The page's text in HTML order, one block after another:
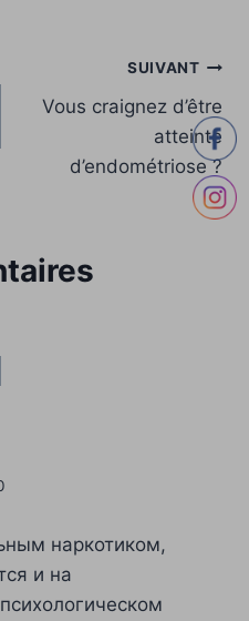
SUIVANT
Vous craignez d’être
atteinte
d’endométriose ?
наркотиком,
и на